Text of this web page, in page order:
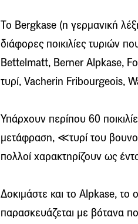
Το Bergkase (η γερμανική
διάφορες ποικιλίες τυριών
Bettelmatt, Berner Alpkase,
τυρί, Vacherin Fribourgeois,
Υπάρχουν περίπου 60
μετάφραση, ≪τυρί του
πολλοί χαρακτηρίζουν ως
Δοκιμάστε και το Alpkase, το
παρασκευάζεται με βότανα